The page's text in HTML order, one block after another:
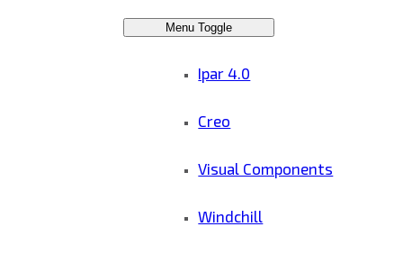
Menu Toggle
Ipar 4.0
Creo
Visual Components
Windchill